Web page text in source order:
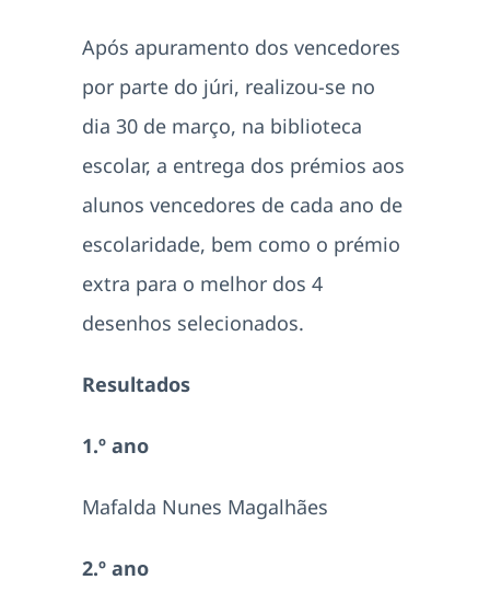
Após apuramento dos vencedores
por parte do júri, realizou-se no
dia 30 de março, na biblioteca
escolar, a entrega dos prémios aos
alunos vencedores de cada ano de
escolaridade, bem como o prémio
extra para o melhor dos 4
desenhos selecionados.
Resultados
1.º ano
Mafalda Nunes Magalhães
2.º ano